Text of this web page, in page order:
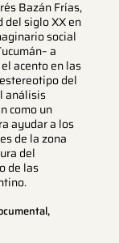
Bazán Frías,
del siglo XX en
social
a
acento en las
del
análisis
como un
ayudar a los
de la zona
del
de las